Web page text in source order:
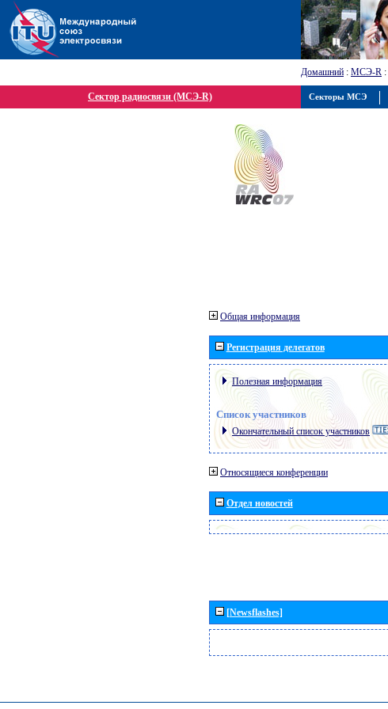
Домашний : МСЭ-R :
Сектор радиосвязи (МСЭ-R)
Общая информация
Регистрация делегатов
Полезная информация
Список участников
Окончательный список участников
Относящиеся конференции
Отдел новостей
[Newsflashes]
Секторы МСЭ